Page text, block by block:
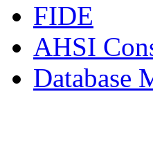
FIDE
AHSI
Database